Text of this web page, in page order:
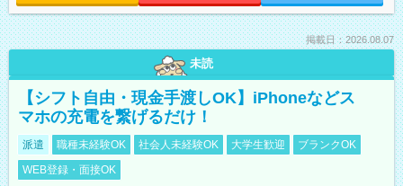
掲載日：2026.08.07
未読
【シフト自由・現金手渡しOK】iPhoneなどス
マホの充電を繋げるだけ！
派遣 職種未経験OK 社会人未経験OK 大学生歓迎
ブランクOK
WEB登録・面接OK